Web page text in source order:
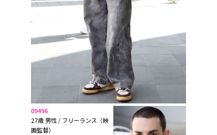
09496
27歳 男性 / フリーランス（映
画監督）